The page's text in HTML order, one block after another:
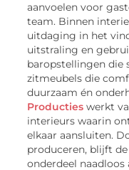
aanvoelen voor
team. Binnen
uitdaging in het
uitstraling en
baropstellingen die
zitmeubels die
duurzaam én
Producties werkt
interieurs waarin
elkaar aansluiten.
produceren, blijft
onderdeel